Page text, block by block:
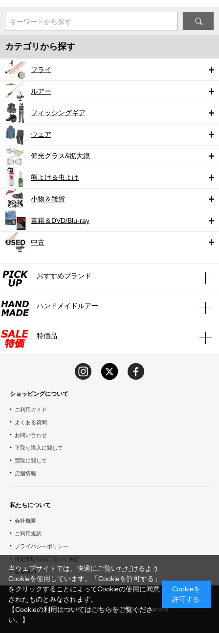
キーワードから探す
カテゴリから探す
フライ
ルアー
フィッシングギア
ウェア
偏光グラス&拡大鏡
熊よけ＆虫よけ
小物＆雑貨
書籍＆DVD/Blu-ray
中古
おすすめブランド
ハンドメイドルアー
特価品
ショッピングについて
ご利用ガイド
よくある質問
お問い合わせ
下取り購入に関して
買取に関して
店舗情報
私たちについて
会社概要
ご利用規約
プライバシーポリシー
特定商取引法に基づく表記
会員規約
© "Morinoie_Brook.com" All Rights Reserved.
当ウェブサイトでは、快適にご覧いただけるよう
Cookieを使用しています。「Cookieを許可する」
をクリックすることによってCookieの使用に同意
されたものとみなされます。
【Cookieの利用についてはこちらをご覧くださ
い。】
Cookieを
許可する